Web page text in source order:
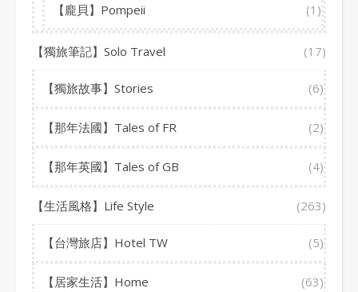
【龐貝】Pompeii (1)
【獨旅筆記】Solo Travel (17)
【獨旅故事】Stories (6)
【那年法國】Tales of FR (2)
【那年英國】Tales of GB (4)
【生活風格】Life Style (263)
【台灣旅店】Hotel TW (5)
【居家生活】Home (63)